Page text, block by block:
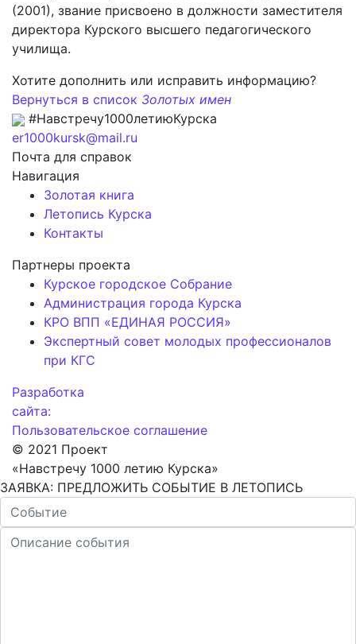
(2001), звание присвоено в должности заместителя
директора Курского высшего педагогического
училища.
Хотите дополнить или исправить информацию?
Вернуться в список Золотых имен
#Навстречу1000летиюКурска
er1000kursk@mail.ru
Почта для справок
Навигация
Золотая книга
Летопись Курска
Контакты
Партнеры проекта
Курское городское Собрание
Администрация города Курска
КРО ВПП «ЕДИНАЯ РОССИЯ»
Экспертный совет молодых профессионалов
при КГС
Разработка
сайта:
Пользовательское соглашение
© 2021 Проект
«Навстречу 1000 летию Курска»
ЗАЯВКА: ПРЕДЛОЖИТЬ СОБЫТИЕ В ЛЕТОПИСЬ